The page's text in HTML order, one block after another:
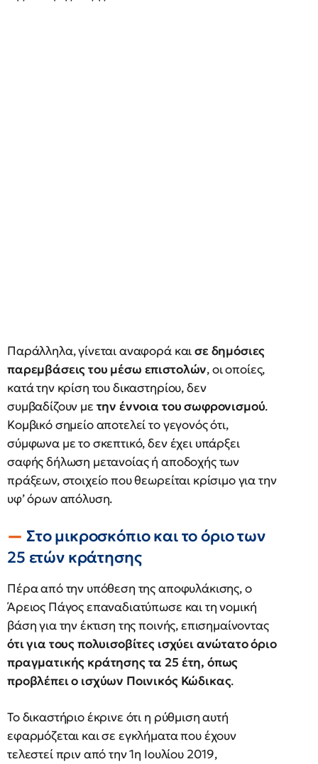
Παράλληλα, γίνεται αναφορά καισε δημόσιες
παρεμβάσεις του μέσω επιστολών, οι οποίες,
κατά την κρίση του δικαστηρίου, δεν
συμβαδίζουν με την έννοια του σωφρονισμού.
Κομβικό σημείο αποτελεί το γεγονός ότι,
σύμφωνα με το σκεπτικό, δεν έχει υπάρξει
σαφής δήλωση μετανοίας ή αποδοχής των
πράξεων, στοιχείο που θεωρείται κρίσιμο για την
υφ’ όρων απόλυση.
Στο μικροσκόπιο και το όριο των
25 ετών κράτησης
Πέρα από την υπόθεση της αποφυλάκισης, ο
Άρειος Πάγος επαναδιατύπωσε και τη νομική
βάση για την έκτιση της ποινής, επισημαίνοντας
ότι για τους πολυισοβίτες ισχύει ανώτατο όριο
πραγματικής κράτησης τα 25 έτη, όπως
προβλέπει ο ισχύων Ποινικός Κώδικας.
Το δικαστήριο έκρινε ότι η ρύθμιση αυτή
εφαρμόζεται και σε εγκλήματα που έχουν
τελεστεί πριν από την 1η Ιουλίου 2019,